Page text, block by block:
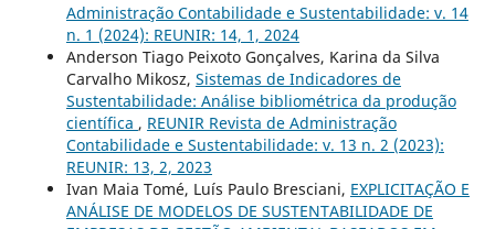
Administração Contabilidade e Sustentabilidade: v. 14
n. 1 (2024): REUNIR: 14, 1, 2024
Anderson Tiago Peixoto Gonçalves, Karina da Silva
Carvalho Mikosz, Sistemas de Indicadores de
Sustentabilidade: Análise bibliométrica da produção
científica , REUNIR Revista de Administração
Contabilidade e Sustentabilidade: v. 13 n. 2 (2023):
REUNIR: 13, 2, 2023
Ivan Maia Tomé, Luís Paulo Bresciani, EXPLICITAÇÃO E
ANÁLISE DE MODELOS DE SUSTENTABILIDADE DE